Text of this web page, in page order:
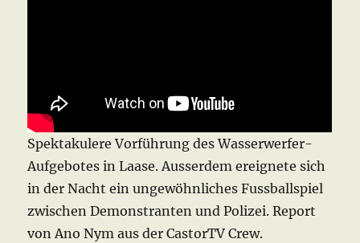
Spektakulere Vorführung des Wasserwerfer-
Aufgebotes in Laase. Ausserdem ereignete sich
in der Nacht ein ungewöhnliches Fussballspiel
zwischen Demonstranten und Polizei. Report
von Ano Nym aus der CastorTV Crew.